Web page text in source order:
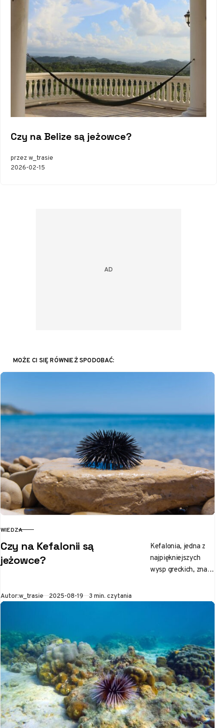
Czy na Belize są jeżowce?
przez w_trasie
2026-02-15
MOŻE CI SIĘ RÓWNIEŻ SPODOBAĆ:
KATEGORIA
WIEDZA
Czy na Kefalonii są
jeżowce?
Kefalonia, jedna z
najpiękniejszych
wysp greckich, znana
krajobrazów i
plaże…
Autor:w_trasie Opublikowano
2025-08-19 3 min. czytania